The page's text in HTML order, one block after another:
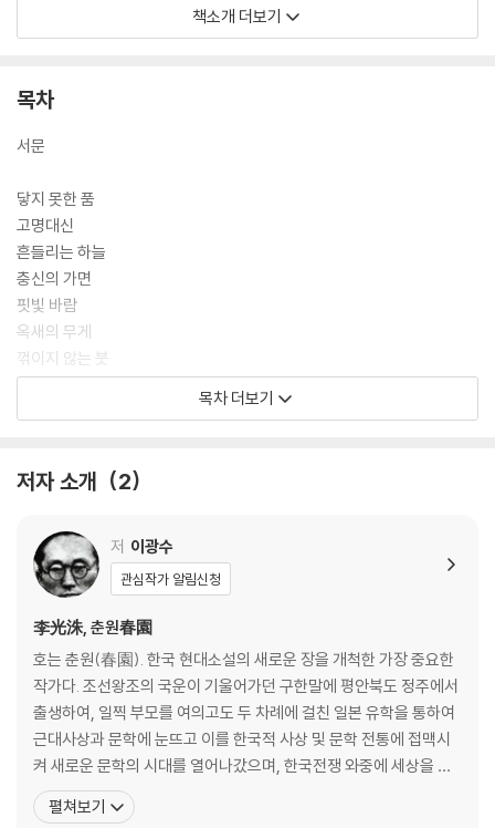
끝내 영월의 깊은 오지 청령포로 쫓겨나기까지 단종이 겪은 외로움과 공포
는 이광수 특유의 유려한 문체를 통해 독자의 심장을 파고든다.
2. 죽음으로 완성한 고결한 지조
던 사육신의 절개와 세상을 등지고 신의를 지킨 생육신의 지조는 ‘배신’이
진다.
3. 500년의 시간을 넘어 전해지는 울림
비정하게 내려진 사약 한 사발로 육신은 스러졌으나, 단종은 역사가 기억
하는 가장 순결한 이름으로 남았다. 비극적인 운명 앞에서도 끝내 빛났던
고결한 영혼의 기록, 『단종애사』는 오늘날 우리에게도 변치 않는 가치와
삶의 태도를 묻는다.
“비록 왕좌를 빼앗겼으나, 그는 영원한 왕으로 남았다.”
책소개 더보기
목차
서문
닿지 못한 품
고명대신
흔들리는 하늘
충신의 가면
핏빛 바람
옥새의 무게
꺾이지 않는 붓
우리 상감마마 어디로 가시오
편저자 후기
목차 더보기
저자 소개 2
저 이광수
관심작가 알림신청
李光洙, 춘원春園
호는 춘원(春園). 한국 현대소설의 새로운 장을 개척한 가장 중요한
작가다. 조선왕조의 국운이 기울어가던 구한말에 평안북도 정주에서
출생하여, 일찍 부모를 여의고도 두 차례에 걸친 일본 유학을 통하여
근대사상과 문학에 눈뜨고 이를 한국적 사상 및 문학 전통에 접맥시
켜 새로운 문학의 시대를 열어나갔으며, 한국전쟁 와중에 세상을 떠
날 때까지 붓을 놓지 않고 불굴의 의지로 놀라운 창작적 삶을 이어간
작가였다. 14세 때 일진회 유학생으로 도일하여, 메이지 중학부에서
펼쳐보기